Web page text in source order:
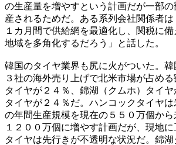
の生産量を増やすという計画だが一部
産されるためだ。ある系列会社関係者
１カ月間で供給網を最適化し、関税に
地域を多角化するだろう」と話した。
韓国のタイヤ業界も尻に火がついた。
３社の海外売り上げで北米市場が占め
タイヤが２４％、錦湖（クムホ）タイ
タイヤが２４％だ。ハンコックタイヤ
の年間生産規模を現在の５５０万個か
１２００万個に増やす計画だが、現地
タイヤは先行きが不透明な状況だ。錦